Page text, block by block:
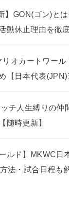
】GON(ゴン)と
動休止理由を徹
リオカートワー
【日本代表(JPN)
ッチ人生縛りの仲
随時更新】
ルド】MKWC日
法・試合日程も